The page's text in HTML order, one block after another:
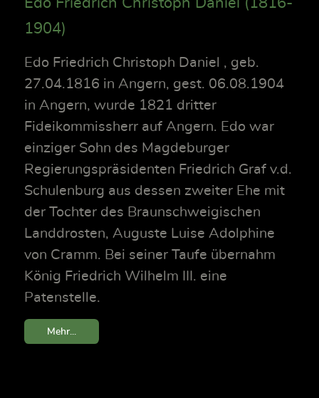
1904)
Edo Friedrich Christoph Daniel , geb.
27.04.1816 in Angern, gest. 06.08.1904
in Angern, wurde 1821 dritter
Fideikommissherr auf Angern. Edo war
einziger Sohn des Magdeburger
Regierungspräsidenten Friedrich Graf v.d.
Schulenburg aus dessen zweiter Ehe mit
der Tochter des Braunschweigischen
Landdrosten, Auguste Luise Adolphine
von Cramm. Bei seiner Taufe übernahm
König Friedrich Wilhelm III. eine
Patenstelle.
Mehr...